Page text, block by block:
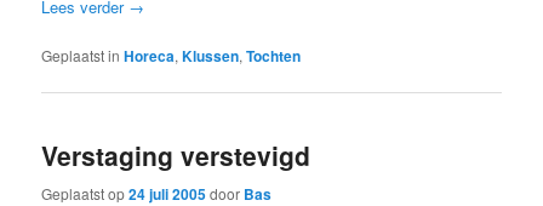
Lees verder →
Geplaatst in Horeca,Klussen,Tochten
Verstaging verstevigd
Geplaatst op24 juli 2005door Bas